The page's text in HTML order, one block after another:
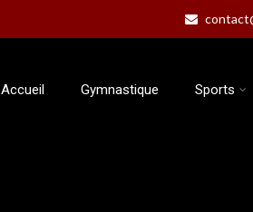
Accueil Gymnastique Sports